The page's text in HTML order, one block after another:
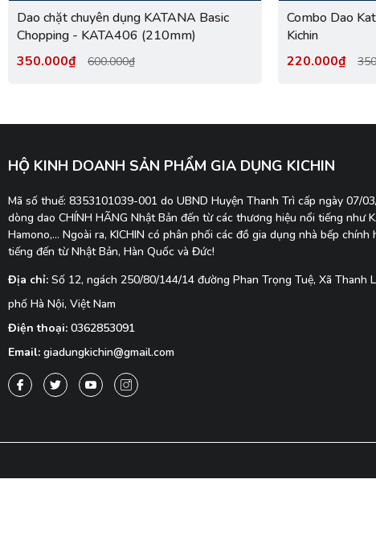
Dao chặt chuyên dụng KATANA Basic
Chopping - KATA406 (210mm)
350.000₫
600.000₫
Combo Dao
Kichin
220.000₫
HỘ KINH DOANH SẢN PHẨM GIA DỤNG KICHIN
Mã số thuế: 8353101039-001 do UBND Huyện Thanh Trì cấp ngày 07/
dòng dao CHÍNH HÃNG Nhật Bản đến từ các thương hiệu nổi tiếng như
Hamono,... Ngoài ra, KICHIN có phân phối các đồ gia dụng nhà bếp
tiếng đến từ Nhật Bản, Hàn Quốc và Đức!
Địa chỉ: Số 12, ngách 250/80/144/14 đường Phan Trọng Tuệ, Xã Thanh
phố Hà Nội, Việt Nam
Điện thoại: 0362853091
Email: giadungkichin@gmail.com